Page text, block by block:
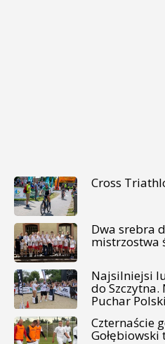
Cross
Dwa srebra
mistrzostwa
Najsilniejsi
do
Puchar Polski
Czternaście
Gołębiowski